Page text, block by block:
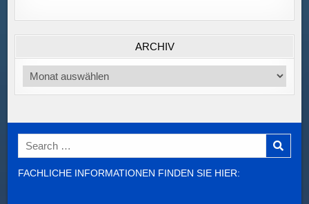
ARCHIV
Archiv
Search
for:
FACHLICHE INFORMATIONEN FINDEN SIE HIER: